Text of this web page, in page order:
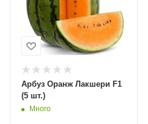
Арбуз Оранж Лакшери F1
(5 шт.)
Много